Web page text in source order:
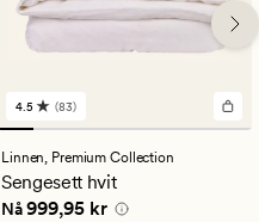
83
anmeldelser
med
en
gjennomsnittlig
vurdering
4.5 (83)
Linnen, Premium Collection
Sengesett hvit
Nåværende pris
Nå999,95 kr